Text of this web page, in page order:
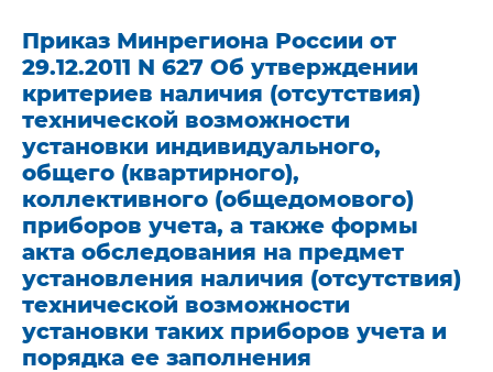
Приказ Минрегиона России от
29.12.2011 N 627 Об утверждении
критериев наличия (отсутствия)
технической возможности
установки индивидуального,
общего (квартирного),
коллективного (общедомового)
приборов учета, а также формы
акта обследования на предмет
установления наличия (отсутствия)
технической возможности
установки таких приборов учета и
порядка ее заполнения